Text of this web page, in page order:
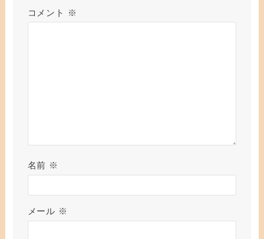
コメント ※
名前 ※
メール ※